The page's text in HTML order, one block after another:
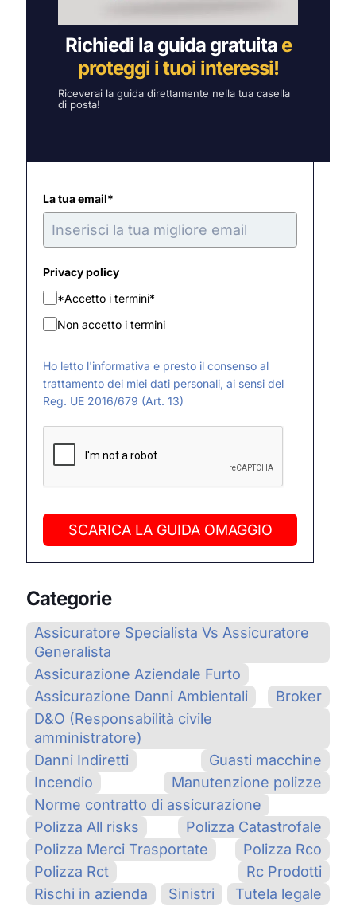
Richiedi la guida gratuita e
proteggi i tuoi interessi!
Riceverai la guida direttamente nella tua casella
di posta!
La tua email*
Privacy policy
*Accetto i termini*
Non accetto i termini
Ho letto l'informativa e presto il consenso al
trattamento dei miei dati personali, ai sensi del
Reg. UE 2016/679 (Art. 13)
SCARICA LA GUIDA OMAGGIO
Categorie
Assicuratore Specialista Vs Assicuratore
Generalista
Assicurazione Aziendale Furto
Assicurazione Danni Ambientali
Broker
D&O (Responsabilità civile
amministratore)
Danni Indiretti
Guasti macchine
Incendio
Manutenzione polizze
Norme contratto di assicurazione
Polizza All risks
Polizza Catastrofale
Polizza Merci Trasportate
Polizza Rco
Polizza Rct
Rc Prodotti
Rischi in azienda
Sinistri Tutela legale